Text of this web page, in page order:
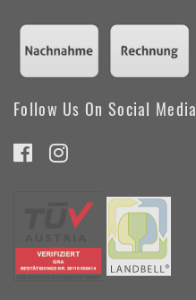
Follow Us On Social Media